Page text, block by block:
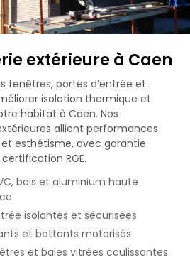
extérieure à Caen
fenêtres, portes d’entrée et
isolation thermique et
habitat à Caen. Nos
allient performances
esthétisme, avec garantie
RGE.
bois et aluminium haute
isolantes et sécurisées
et battants motorisés
et baies vitrées coulissantes